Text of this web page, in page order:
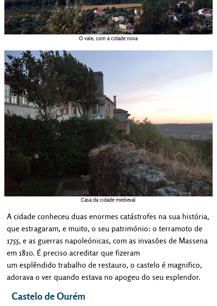
O vale, com a cidade nova
Casa da cidade medieval
A cidade conheceu duas enormes catástrofes na sua história,
que estragaram, e muito, o seu património: o terramoto de
1755, e as guerras napoleónicas, com as invasões de Massena
em 1810. É preciso acreditar que fizeram
um esplêndido trabalho de restauro, o castelo é magnifico,
adorava o ver quando estava no apogeu do seu esplendor.
Castelo de Ourém